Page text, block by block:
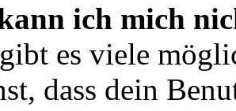
ich mich
es viele
dass dein